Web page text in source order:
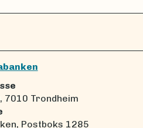
7010 Trondheim
Postboks 1285